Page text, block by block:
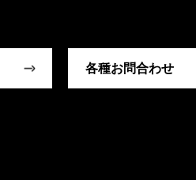
各種お問合わせ